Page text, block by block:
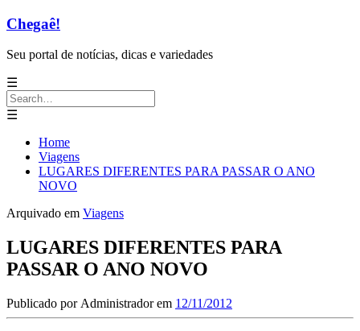
Chegaê!
Seu portal de notícias, dicas e variedades
☰
Search
for:
☰
Home
Viagens
LUGARES DIFERENTES PARA PASSAR O ANO
NOVO
Arquivado em Viagens
LUGARES DIFERENTES PARA
PASSAR O ANO NOVO
Publicado por Administradorem 12/11/2012